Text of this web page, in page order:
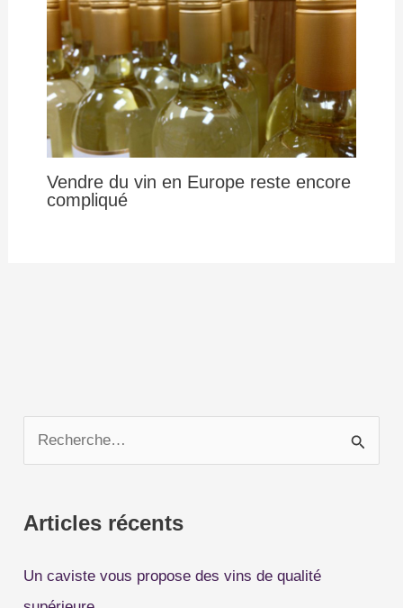
Vendre du vin en Europe reste encore
compliqué
e
h
r
Articles récents
Un caviste vous propose des vins de qualité